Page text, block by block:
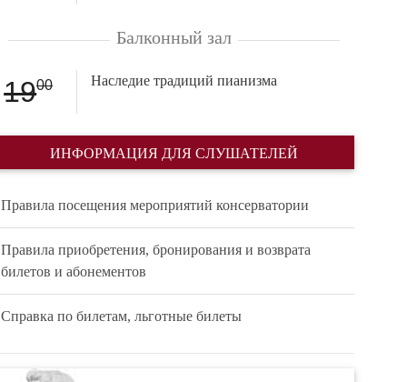
Балконный зал
1900 Наследие традиций пианизма
ИНФОРМАЦИЯ ДЛЯ СЛУШАТЕЛЕЙ
Правила посещения мероприятий консерватории
Правила приобретения, бронирования и возврата
билетов и абонементов
Справка по билетам, льготные билеты